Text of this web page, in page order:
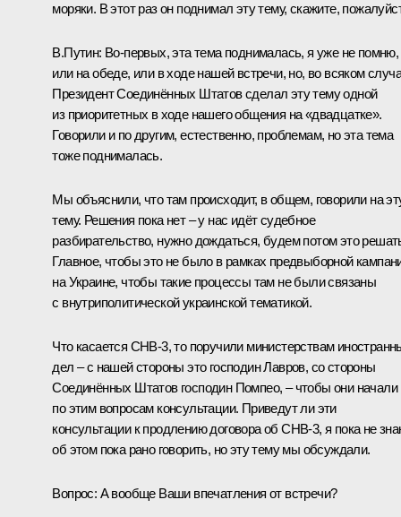
моряки. В этот раз он поднимал эту тему, скажите,
В.Путин: Во‑первых, эта тема поднималась, я уже не помню,
или на обеде, или в ходе нашей встречи, но, во всяком
Президент Соединённых Штатов сделал эту тему одной
из приоритетных в ходе нашего общения на «двадцатке».
Говорили и по другим, естественно, проблемам, но эта тема
тоже поднималась.
Мы объяснили, что там происходит, в общем, говорили на
тему. Решения пока нет – у нас идёт судебное
разбирательство, нужно дождаться, будем потом это
Главное, чтобы это не было в рамках предвыборной
на Украине, чтобы такие процессы там не были связаны
с внутриполитической украинской тематикой.
Что касается СНВ‑3, то поручили министерствам
дел – с нашей стороны это господинЛавров, со стороны
Соединённых Штатов господин Помпео, – чтобы они начали
по этим вопросам консультации. Приведут ли эти
консультации к продлению договора об СНВ‑3, я пока не
об этом пока рано говорить, но эту тему мы обсуждали.
Вопрос: А вообще Ваши впечатления от встречи?